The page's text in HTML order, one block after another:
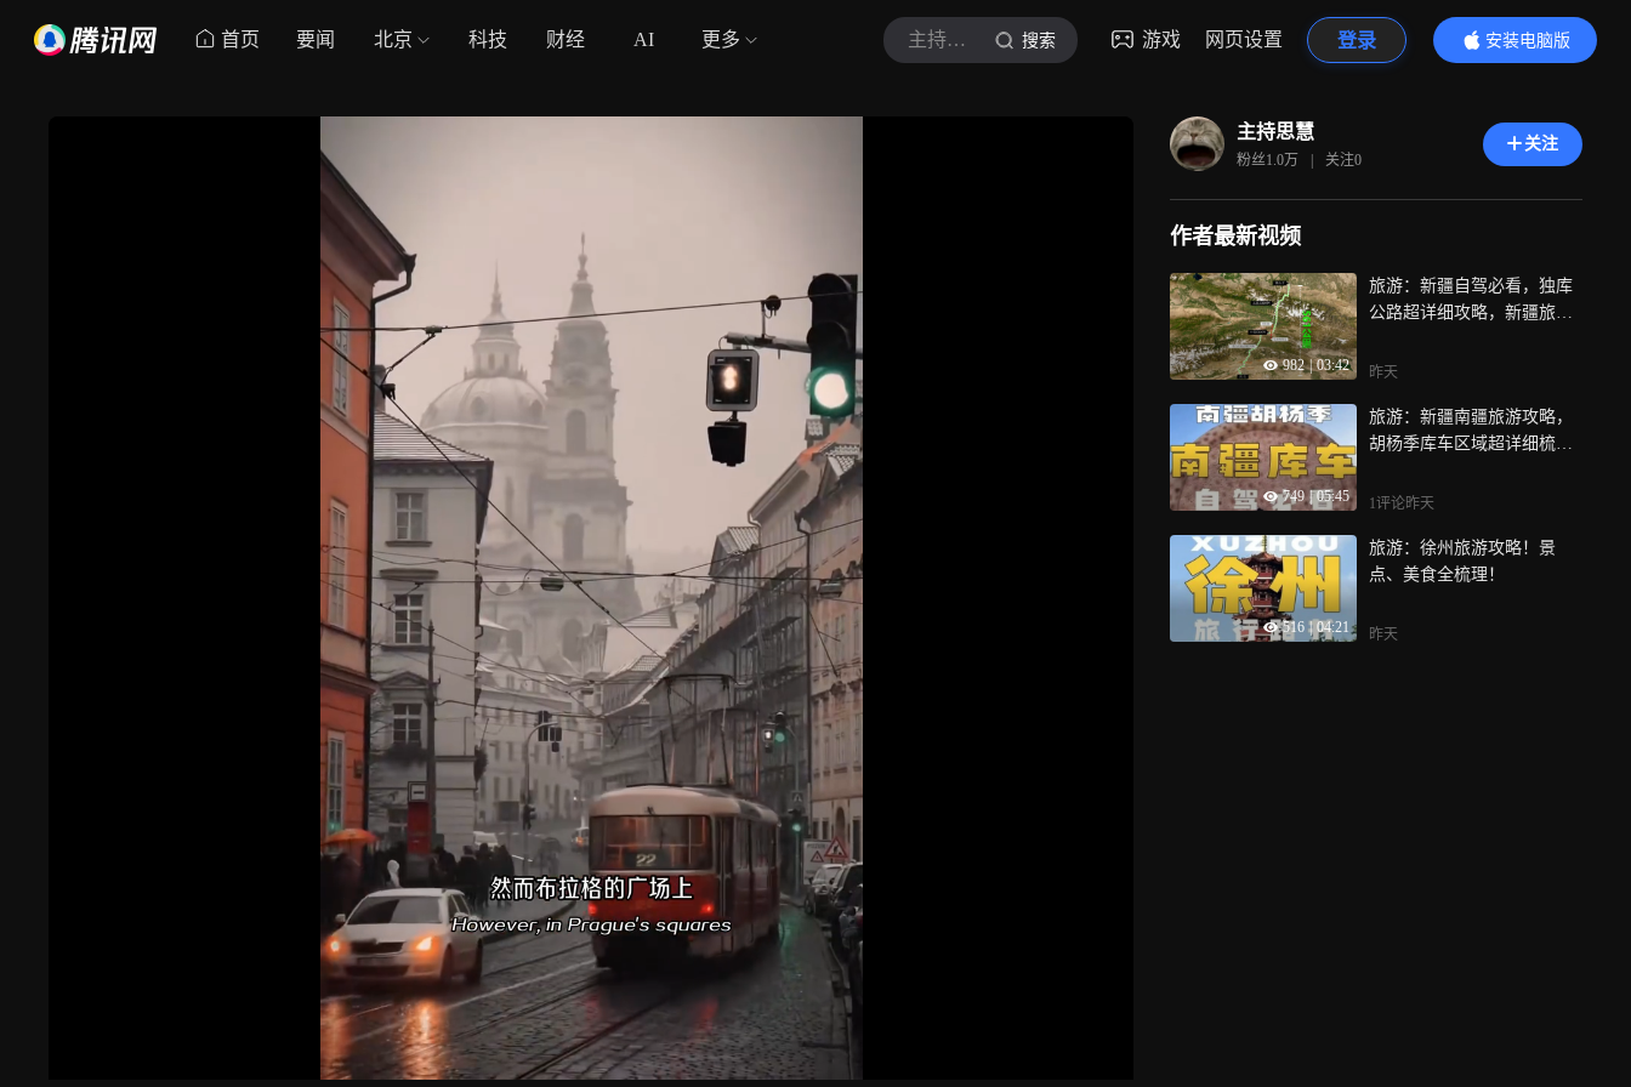
首页 要闻 北京 科技 财经 AI 更多 主持思慧 搜索 游戏 网页设置 登录
安装电脑版
内容更精彩
主持思慧
粉丝1.0万 | 关注0
关注
作者最新视频
982 | 03:42
旅游：新疆自驾必看，独库
公路超详细攻略，新疆旅游
昨天
749 | 05:45
旅游：新疆南疆旅游攻略，
胡杨季库车区域超详细梳
1评论昨天
516 | 04:21
旅游：徐州旅游攻略！景
点、美食全梳理！
昨天